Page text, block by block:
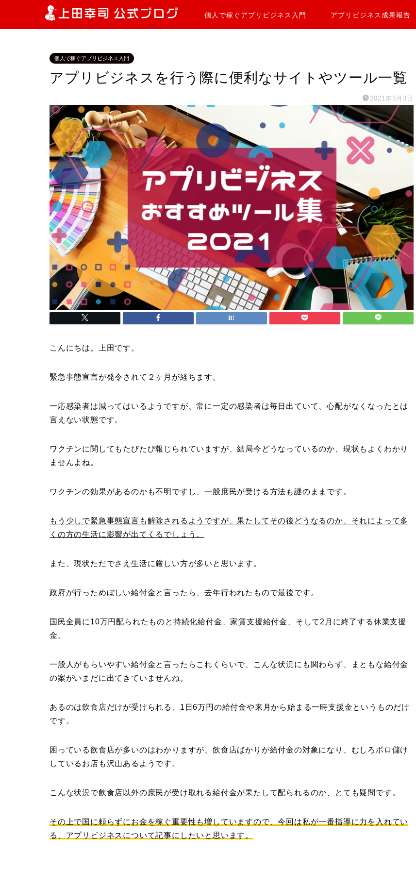
個人で稼ぐアプリビジネス入門 アプリビジネス成果報告
個人で稼ぐアプリビジネス入門
アプリビジネスを行う際に便利なサイトやツール一覧
2021年3月3日
こんにちは。上田です。
緊急事態宣言が発令されて２ヶ月が経ちます。
一応感染者は減ってはいるようですが、常に一定の感染者は毎日出ていて、心配がなくなったとは
言えない状態です。
ワクチンに関してもたびたび報じられていますが、結局今どうなっているのか、現状もよくわかり
ませんよね。
ワクチンの効果があるのかも不明ですし、一般庶民が受ける方法も謎のままです。
もう少しで緊急事態宣言も解除されるようですが、果たしてその後どうなるのか、それによって多
くの方の生活に影響が出てくるでしょう。
また、現状ただでさえ生活に厳しい方が多いと思います。
政府が行っためぼしい給付金と言ったら、去年行われたもので最後です。
国民全員に10万円配られたものと持続化給付金、家賃支援給付金、そして2月に終了する休業支援
金。
一般人がもらいやすい給付金と言ったらこれくらいで、こんな状況にも関わらず、まともな給付金
の案がいまだに出てきていませんね。
あるのは飲食店だけが受けられる、1日6万円の給付金や来月から始まる一時支援金というものだけ
です。
困っている飲食店が多いのはわかりますが、飲食店ばかりが給付金の対象になり、むしろボロ儲け
しているお店も沢山あるようです。
こんな状況で飲食店以外の庶民が受け取れる給付金が果たして配られるのか、とても疑問です。
その上で国に頼らずにお金を稼ぐ重要性も増していますので、今回は私が一番指導に力を入れてい
る、アプリビジネスについて記事にしたいと思います。